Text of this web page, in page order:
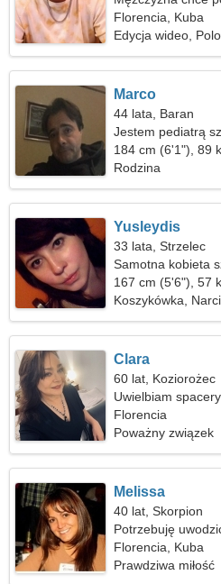
Florencia, Kuba
Edycja wideo,
Marco
44 lata, Baran
Jestem pediatrą
184 cm (6'1"), 89
Rodzina
Yusleydis
33 lata, Strzelec
Samotna kobieta
167 cm (5'6"), 57
Koszykówka,
Clara
60 lat, Koziorożec
Uwielbiam
koncerty
Florencia
Poważny związek
Melissa
40 lat, Skorpion
Potrzebuję
razem jeździć na
Florencia, Kuba
Prawdziwa miłość